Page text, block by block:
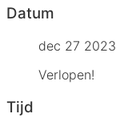
Datum
dec 27 2023
Verlopen!
Tijd